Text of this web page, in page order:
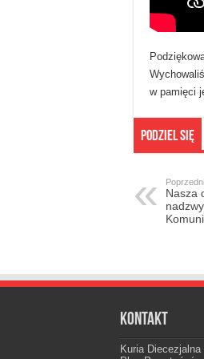
w pamięci
Podziel się
Poprzedni
Nasza
Kontakt
Kuria